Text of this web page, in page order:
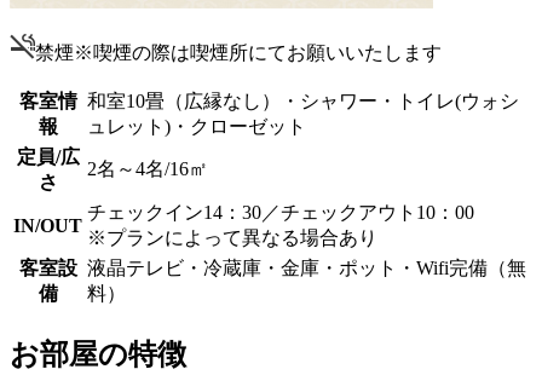
禁煙※喫煙の際は喫煙所にてお願いいたします
客室情
報
和室10畳（広縁なし）・シャワー・トイレ(ウォシ
ュレット)・クローゼット
定員/広
さ
2名～4名/16㎡
IN/OUT
チェックイン14：30／チェックアウト10：00
※プランによって異なる場合あり
客室設
備
液晶テレビ・冷蔵庫・金庫・ポット・Wifi完備（無
料）
お部屋の特徴